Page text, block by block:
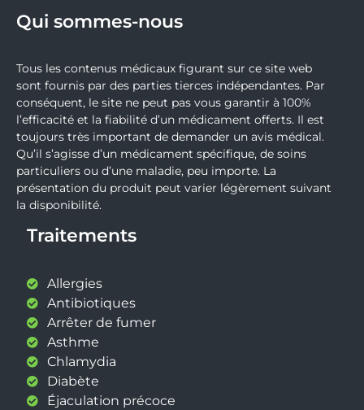
Qui sommes-nous
Tous les contenus médicaux figurant sur ce site web
sont fournis par des parties tierces indépendantes. Par
conséquent, le site ne peut pas vous garantir à 100%
l’efficacité et la fiabilité d’un médicament offerts. Il est
toujours très important de demander un avis médical.
Qu’il s’agisse d’un médicament spécifique, de soins
particuliers ou d’une maladie, peu importe. La
présentation du produit peut varier légèrement suivant
la disponibilité.
Traitements
Allergies
Antibiotiques
Arrêter de fumer
Asthme
Chlamydia
Diabète
Éjaculation précoce